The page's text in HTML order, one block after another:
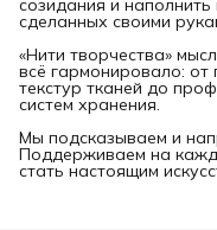
созидания и
сделанных своими
«Нити творчества»
всё гармонировало:
текстур тканей до
систем хранения.
Мы подсказываем и
Поддерживаем на
стать настоящим